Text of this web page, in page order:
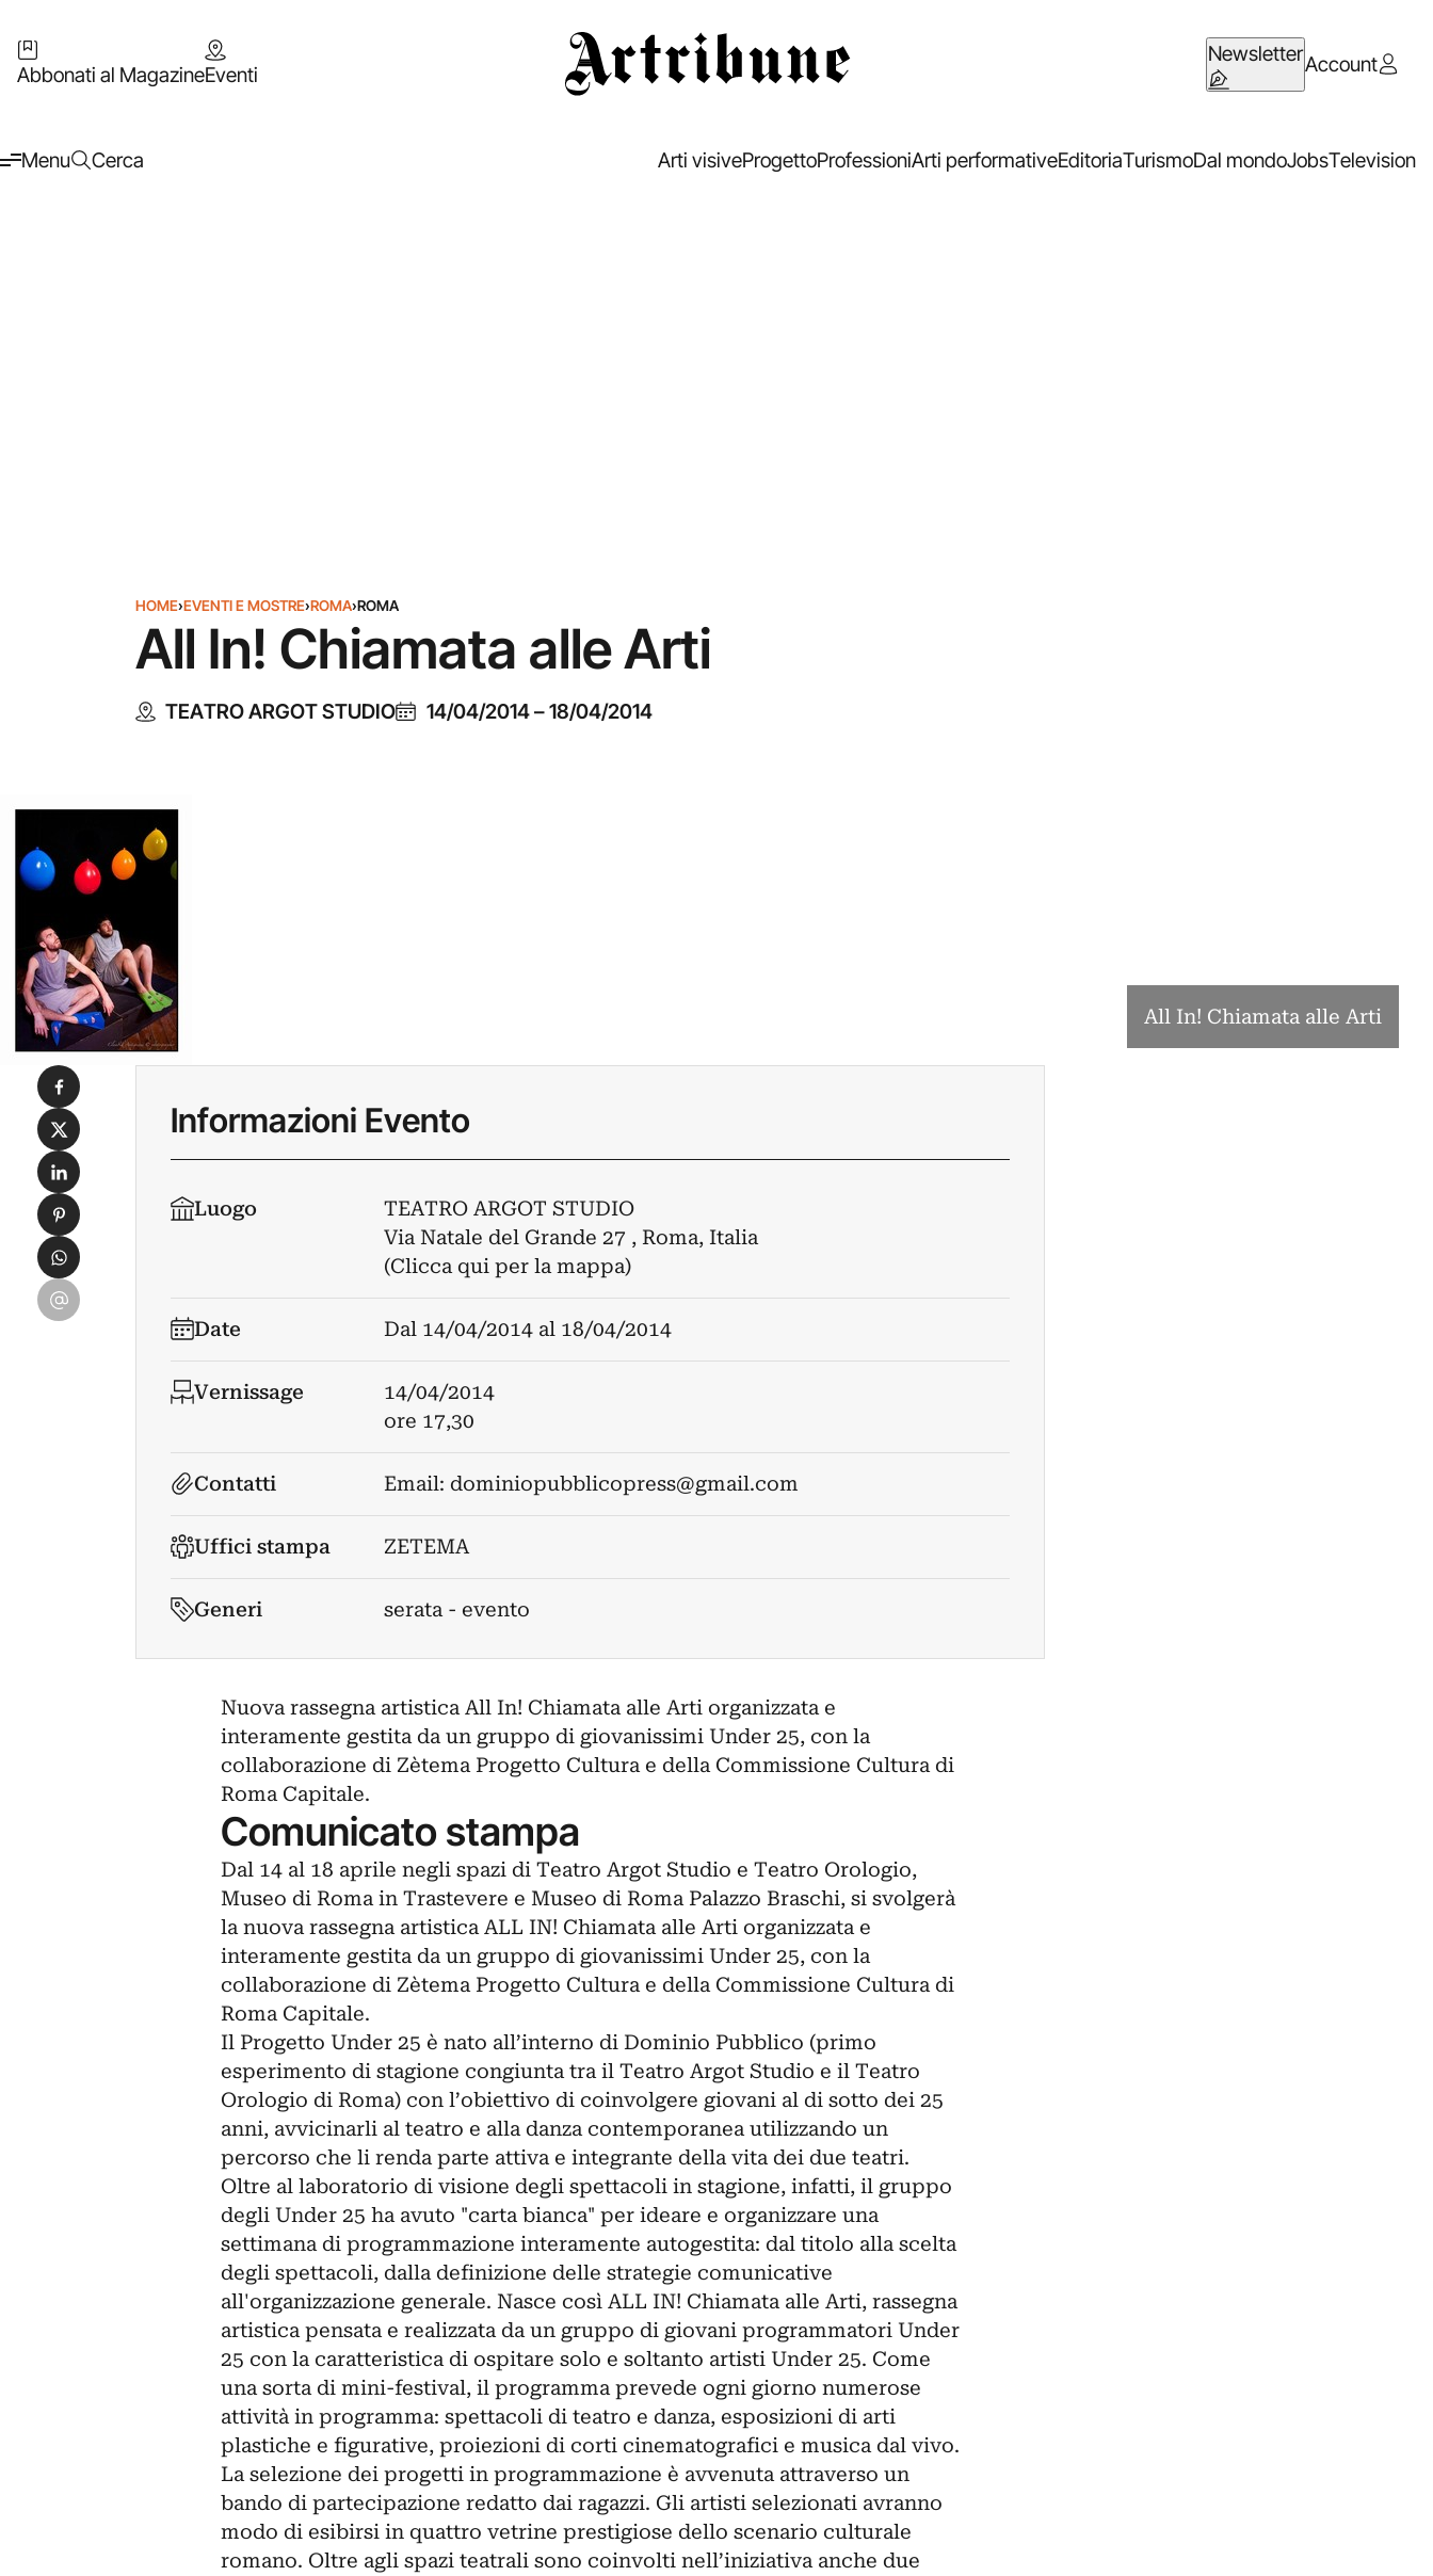
Abbonati al MagazineEventi
NewsletterAccount
Menu Cerca Arti visiveProgettoProfessioniArti performativeEditoriaTurismoDal mondoJobsTelevision
HOME›EVENTI E MOSTRE›ROMA›ROMA
All In! Chiamata alle Arti
TEATRO ARGOT STUDIO 14/04/2014–18/04/2014
All In! Chiamata alle Arti
Informazioni Evento
Luogo
TEATRO ARGOT STUDIO
Via Natale del Grande 27 , Roma, Italia
(Clicca qui per la mappa)
Date Dal 14/04/2014al 18/04/2014
Vernissage
14/04/2014
ore 17,30
Contatti Email: dominiopubblicopress@gmail.com
Uffici stampa ZETEMA
Generi serata - evento
Nuova rassegna artistica All In! Chiamata alle Arti organizzata e
interamente gestita da un gruppo di giovanissimi Under 25, con la
collaborazione di Zètema Progetto Cultura e della Commissione Cultura di
Roma Capitale.
Comunicato stampa
Dal 14 al 18 aprile negli spazi di Teatro Argot Studio e Teatro Orologio,
Museo di Roma in Trastevere e Museo di Roma Palazzo Braschi, si svolgerà
la nuova rassegna artistica ALL IN! Chiamata alle Arti organizzata e
interamente gestita da un gruppo di giovanissimi Under 25, con la
collaborazione di Zètema Progetto Cultura e della Commissione Cultura di
Roma Capitale.
Il Progetto Under 25 è nato all’interno di Dominio Pubblico (primo
esperimento di stagione congiunta tra il Teatro Argot Studio e il Teatro
Orologio di Roma) con l’obiettivo di coinvolgere giovani al di sotto dei 25
anni, avvicinarli al teatro e alla danza contemporanea utilizzando un
percorso che li renda parte attiva e integrante della vita dei due teatri.
Oltre al laboratorio di visione degli spettacoli in stagione, infatti, il gruppo
degli Under 25 ha avuto "carta bianca" per ideare e organizzare una
settimana di programmazione interamente autogestita: dal titolo alla scelta
degli spettacoli, dalla definizione delle strategie comunicative
all'organizzazione generale. Nasce così ALL IN! Chiamata alle Arti, rassegna
artistica pensata e realizzata da un gruppo di giovani programmatori Under
25 con la caratteristica di ospitare solo e soltanto artisti Under 25. Come
una sorta di mini-festival, il programma prevede ogni giorno numerose
attività in programma: spettacoli di teatro e danza, esposizioni di arti
plastiche e figurative, proiezioni di corti cinematografici e musica dal vivo.
La selezione dei progetti in programmazione è avvenuta attraverso un
bando di partecipazione redatto dai ragazzi. Gli artisti selezionati avranno
modo di esibirsi in quattro vetrine prestigiose dello scenario culturale
romano. Oltre agli spazi teatrali sono coinvolti nell’iniziativa anche due
Condividi su Facebook
Condividi su X
Condividi su LinkedIn
Condividi su Pinterest
Condividi su WhatsApp
Condividi su Email